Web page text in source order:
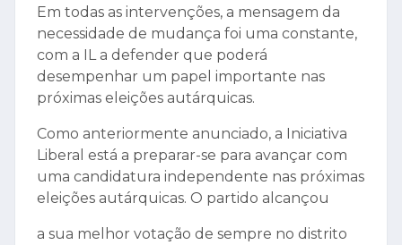
Em todas as intervenções, a mensagem da
necessidade de mudança foi uma constante,
com a IL a defender que poderá
desempenhar um papel importante nas
próximas eleições autárquicas.
Como anteriormente anunciado, a Iniciativa
Liberal está a preparar-se para avançar com
uma candidatura independente nas próximas
eleições autárquicas. O partido alcançou
a sua melhor votação de sempre no distrito